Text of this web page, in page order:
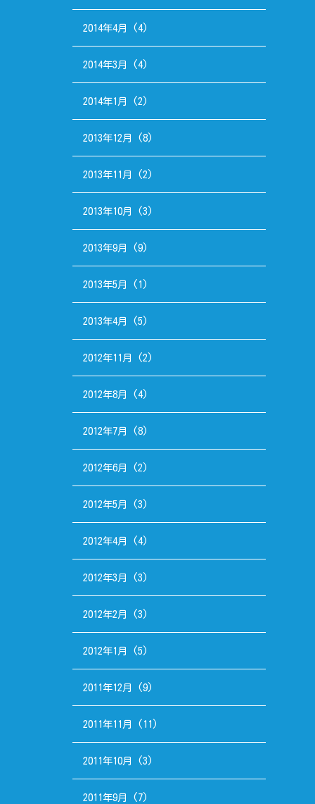
2014年4月 (4)
2014年3月 (4)
2014年1月 (2)
2013年12月 (8)
2013年11月 (2)
2013年10月 (3)
2013年9月 (9)
2013年5月 (1)
2013年4月 (5)
2012年11月 (2)
2012年8月 (4)
2012年7月 (8)
2012年6月 (2)
2012年5月 (3)
2012年4月 (4)
2012年3月 (3)
2012年2月 (3)
2012年1月 (5)
2011年12月 (9)
2011年11月 (11)
2011年10月 (3)
2011年9月 (7)